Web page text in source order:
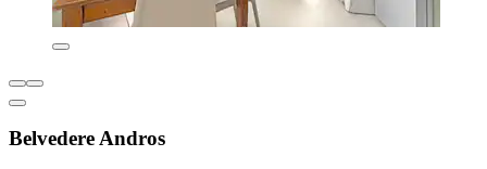
Belvedere Andros